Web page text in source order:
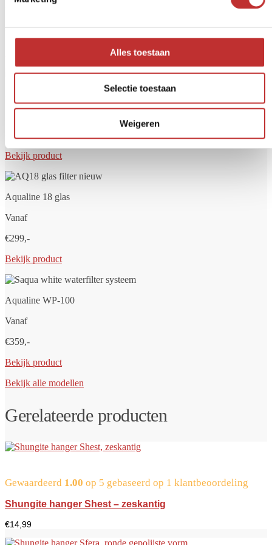
Alles toestaan
Selectie toestaan
Weigeren
€279,-
Bekijk product
Aqualine 18 glas
Vanaf
€299,-
Bekijk product
Aqualine WP-100
Vanaf
€359,-
Bekijk product
Bekijk alle modellen
Gerelateerde producten
Gewaardeerd 1.00 op 5 gebaseerd op 1 klantbeoordeling
Shungite hanger Shest – zeskantig
€14,99